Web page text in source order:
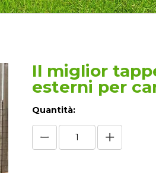
Il miglior
esterni per
Quantità: